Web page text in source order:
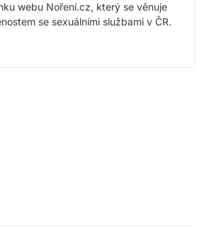
webu Noření.cz, který se věnuje
se sexuálními službami v ČR.